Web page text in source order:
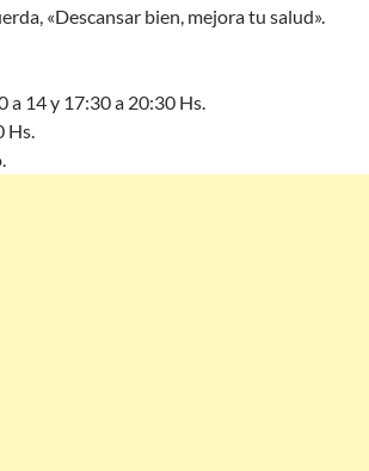
«Descansar bien, mejora tu salud».
a 14 y 17:30 a 20:30 Hs.
Hs.